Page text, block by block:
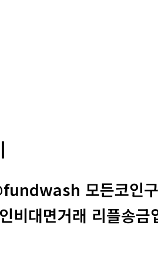
모든코인구
비대면거래 리플송